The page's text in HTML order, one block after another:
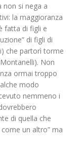
non si nega a
la maggioranza
fatta di figli e
di figli di
che partorì torme
Non
ormai troppo
modo
nemmeno i
di quella che
un altro” ma